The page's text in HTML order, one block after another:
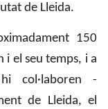
de Lleida.
150
i el seu temps, i a
col·laboren -
de Lleida, el